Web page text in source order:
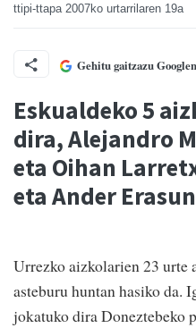
ttipi-ttapa 2007ko urtarrilaren 19a
Gehitu gaitzazu Googlen
Eskualdeko 5
dira, Alejandro
eta Oihan
eta Ander Erasun
Urrezko aizkolarien 23 urte
asteburu huntan hasiko da.
jokatuko dira Doneztebeko